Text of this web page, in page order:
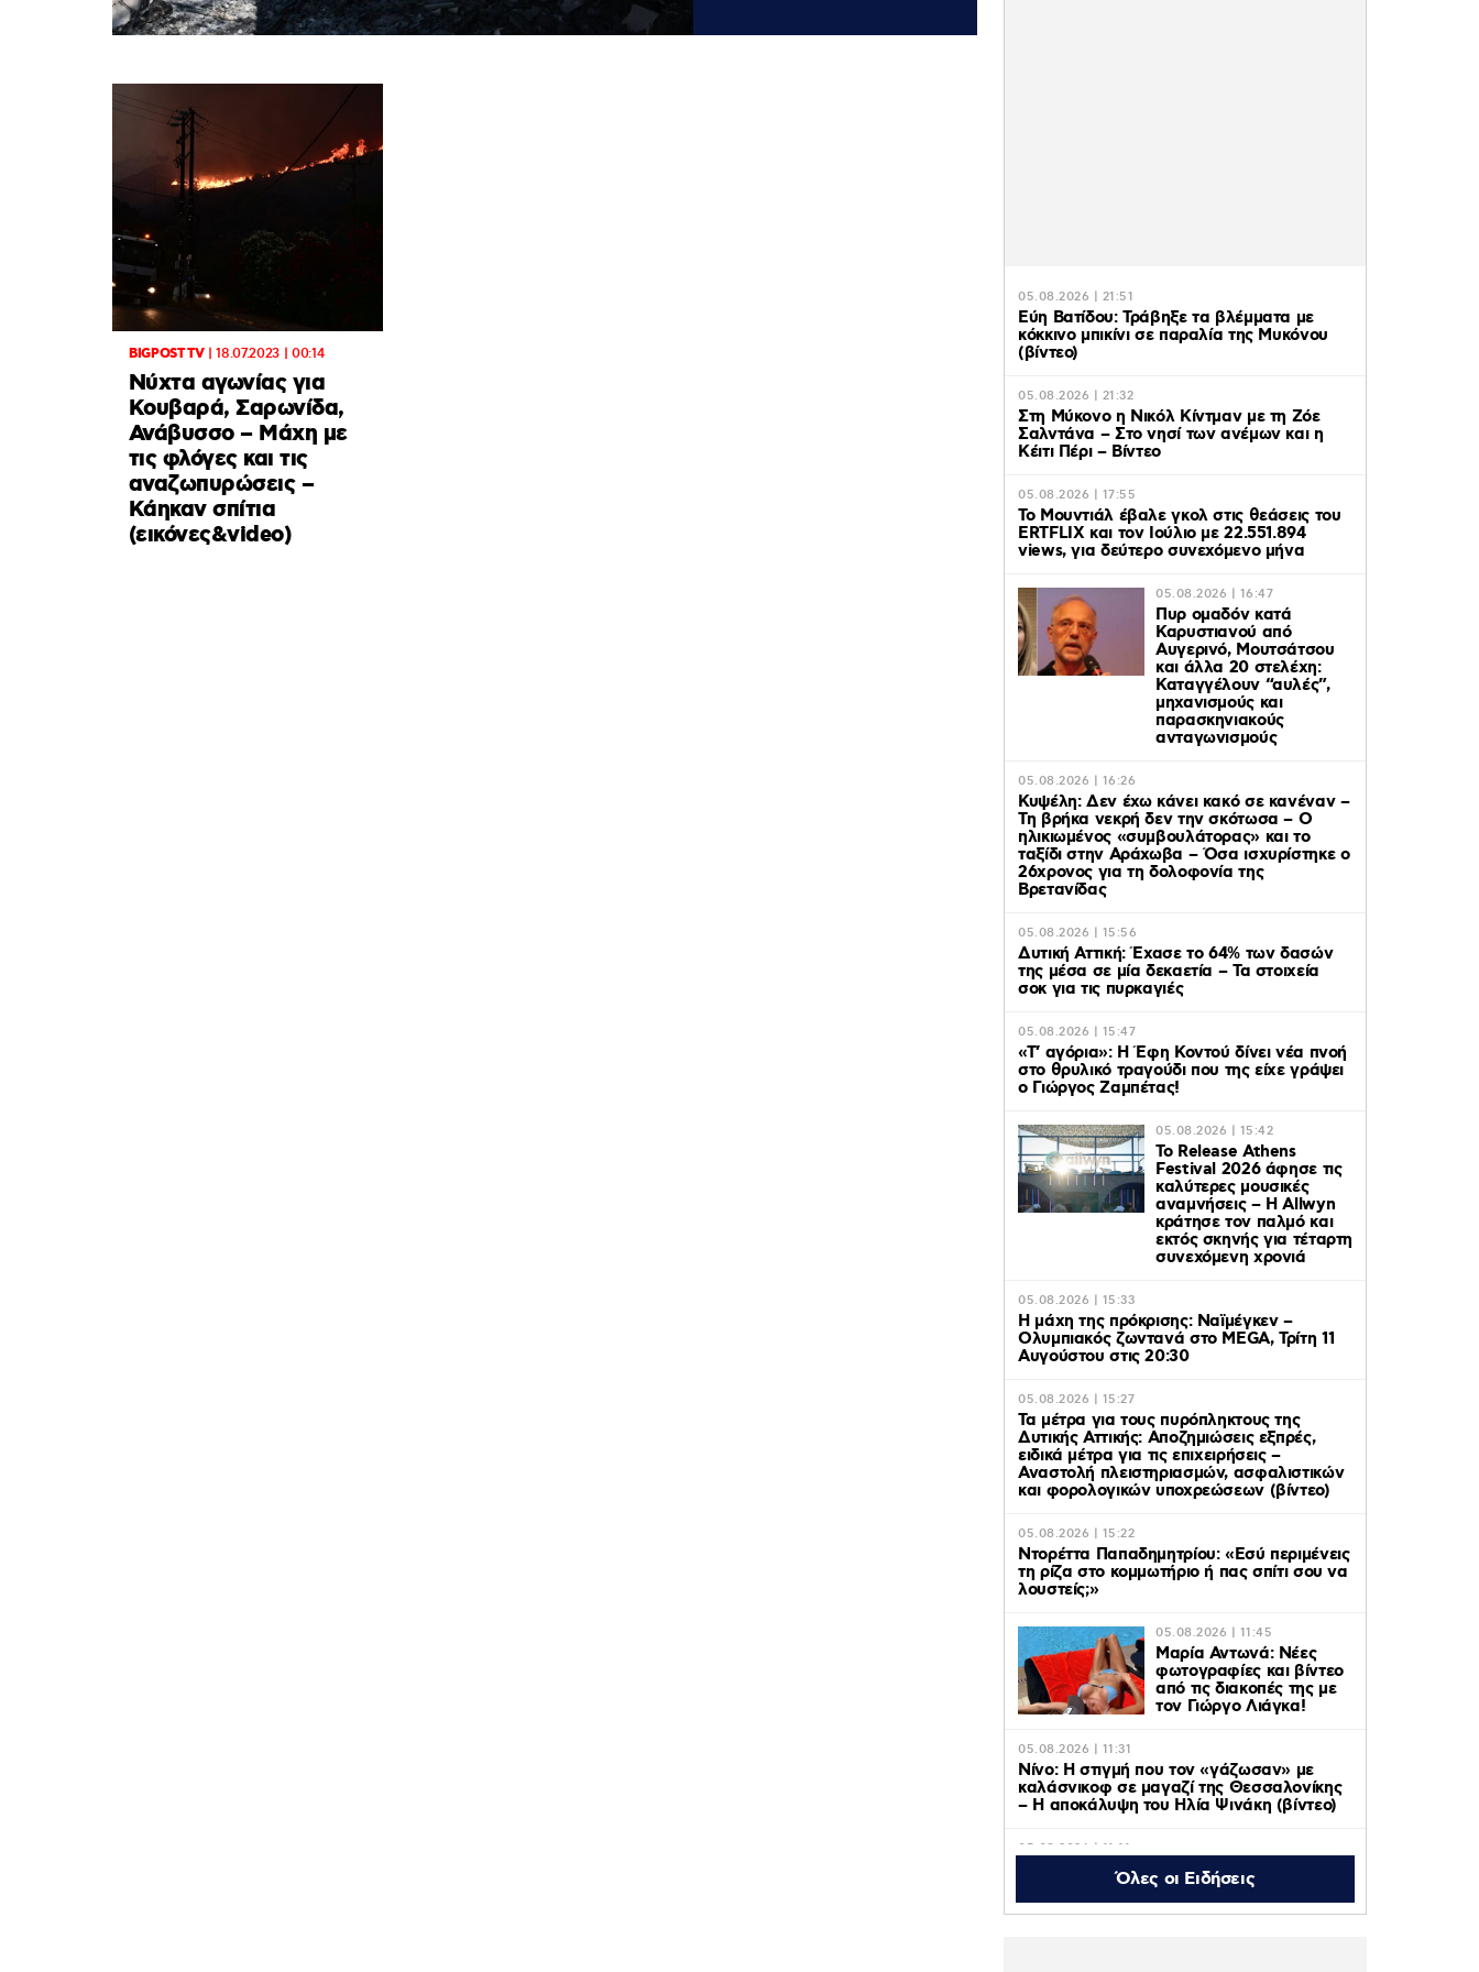
BIGPOST TV|18.07.2023 | 00:14
Νύχτα αγωνίας για
Κουβαρά, Σαρωνίδα,
Ανάβυσσο – Μάχη με
τις φλόγες και τις
αναζωπυρώσεις –
Κάηκαν σπίτια
(εικόνες&video)
05.08.2026 | 21:51
Εύη Βατίδου: Τράβηξε τα βλέμματα με
κόκκινο μπικίνι σε παραλία της Μυκόνου
(βίντεο)
05.08.2026 | 21:32
Στη Μύκονο η Νικόλ Κίντμαν με τη Ζόε
Σαλντάνα – Στο νησί των ανέμων και η
Κέιτι Πέρι – Βίντεο
05.08.2026 | 17:55
Το Μουντιάλ έβαλε γκολ στις θεάσεις του
ERTFLIX και τον Ιούλιο με 22.551.894
views, για δεύτερο συνεχόμενο μήνα
05.08.2026 | 16:47
Πυρ ομαδόν κατά
Καρυστιανού από
Αυγερινό, Μουτσάτσου
και άλλα 20 στελέχη:
Καταγγέλουν “αυλές”,
μηχανισμούς και
παρασκηνιακούς
ανταγωνισμούς
05.08.2026 | 16:26
Κυψέλη: Δεν έχω κάνει κακό σε κανέναν –
Τη βρήκα νεκρή δεν την σκότωσα – Ο
ηλικιωμένος «συμβουλάτορας» και το
ταξίδι στην Αράχωβα – Όσα ισχυρίστηκε ο
26χρονος για τη δολοφονία της
Βρετανίδας
05.08.2026 | 15:56
Δυτική Αττική: Έχασε το 64% των δασών
της μέσα σε μία δεκαετία – Τα στοιχεία
σοκ για τις πυρκαγιές
05.08.2026 | 15:47
«Τ’ αγόρια»: Η Έφη Κοντού δίνει νέα πνοή
στο θρυλικό τραγούδι που της είχε γράψει
ο Γιώργος Ζαμπέτας!
05.08.2026 | 15:42
Το Release Athens
Festival 2026 άφησε τις
καλύτερες μουσικές
αναμνήσεις – Η Allwyn
κράτησε τον παλμό και
εκτός σκηνής για τέταρτη
συνεχόμενη χρονιά
05.08.2026 | 15:33
Η μάχη της πρόκρισης: Ναϊμέγκεν –
Ολυμπιακός ζωντανά στο MEGA, Τρίτη 11
Αυγούστου στις 20:30
05.08.2026 | 15:27
Τα μέτρα για τους πυρόπληκτους της
Δυτικής Αττικής: Αποζημιώσεις εξπρές,
ειδικά μέτρα για τις επιχειρήσεις –
Αναστολή πλειστηριασμών, ασφαλιστικών
και φορολογικών υποχρεώσεων (βίντεο)
05.08.2026 | 15:22
Ντορέττα Παπαδημητρίου: «Εσύ περιμένεις
τη ρίζα στο κομμωτήριο ή πας σπίτι σου να
λουστείς;»
05.08.2026 | 11:45
Μαρία Αντωνά: Νέες
φωτογραφίες και βίντεο
από τις διακοπές της με
τον Γιώργο Λιάγκα!
05.08.2026 | 11:31
Νίνο: Η στιγμή που τον «γάζωσαν» με
καλάσνικοφ σε μαγαζί της Θεσσαλονίκης
– Η αποκάλυψη του Ηλία Ψινάκη (βίντεο)
05.08.2026 | 11:11
Axios: ΗΠΑ, Ιράν και Ομάν κοντά σε
συμφωνία για το άνοιγμα των Στενών του
Ορμούζ – Οι όροι
Όλες οι Ειδήσεις